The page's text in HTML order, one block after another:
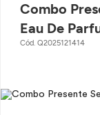
Combo
Eau De
Cód. Q2025121414